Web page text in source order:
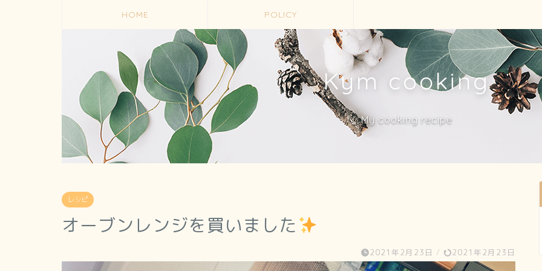
HOME POLICY
Kym cooking
My cooking recipe
レシピ
オーブンレンジを買いました
2021年2月23日 / 2021年2月23日